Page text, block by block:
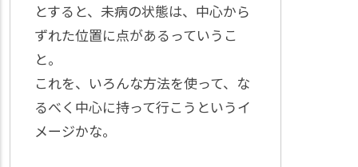
とすると、未病の状態は、中心から
ずれた位置に点があるっていうこ
と。
これを、いろんな方法を使って、な
るべく中心に持って行こうというイ
メージかな。